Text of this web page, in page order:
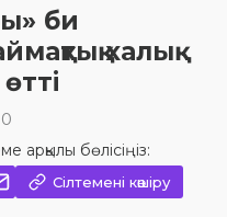
би
халық
0
арқылы бөлісіңіз:
Сілтемені көшіру